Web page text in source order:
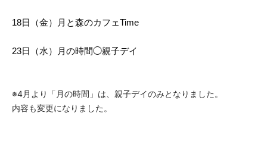
18日（金）月と森のカフェTime
23日（水）月の時間◯親子デイ
※4月より「月の時間」は、親子デイのみとなりました。
内容も変更になりました。